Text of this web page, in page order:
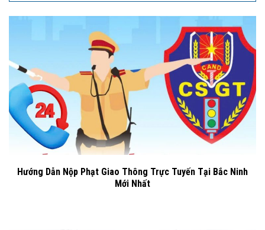
Hướng Dẫn Nộp Phạt Giao Thông Trực Tuyến Tại Bắc Ninh
Mới Nhất